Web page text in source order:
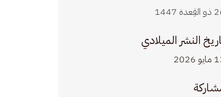
1447
النشر الميلادي
2026